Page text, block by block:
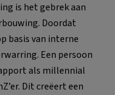
is het gebrek aan
Doordat
basis van interne
Een persoon
als millennial
Dit creëert een